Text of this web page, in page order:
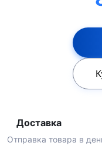
Доставка
Отправка товара в